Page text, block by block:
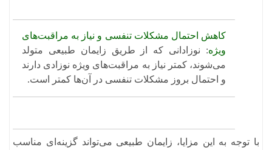
کاهش احتمال مشکلات تنفسی و نیاز به مراقبت‌های
ویژه: نوزادانی که از طریق زایمان طبیعی متولد
می‌شوند، کمتر نیاز به مراقبت‌های ویژه نوزادی دارند
و احتمال بروز مشکلات تنفسی در آن‌ها کمتر است. ​
با توجه به این مزایا، زایمان طبیعی می‌تواند گزینه‌ای مناسب